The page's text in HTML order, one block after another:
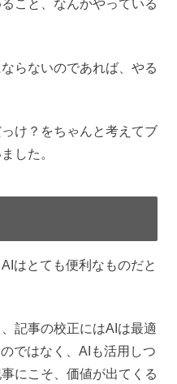
こと、なんかやっている
らないのであれば、やる
け？をちゃんと考えてブ
した。
はとても便利なものだと
記事の校正にはAIは最適
ではなく、AIも活用しつ
にこそ、価値が出てくる